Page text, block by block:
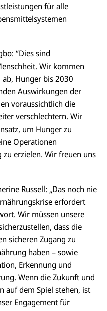
für alle
“Dies sind
Wir kommen
Hunger bis 2030
Auswirkungen der
voraussichtlich die
verschlechtern. Wir
um Hunger zu
Operationen
erzielen. Wir freuen uns
Russell: „Das noch nie
erfordert
Wir müssen unsere
dass die
sicheren Zugang zu
haben – sowie
Erkennung und
Wenn die Zukunft und
auf dem Spiel stehen, ist
Engagement für